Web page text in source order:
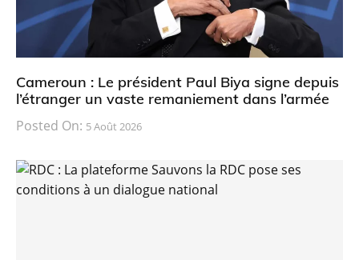
Cameroun : Le président Paul Biya signe depuis
l’étranger un vaste remaniement dans l’armée
Posted On: 5 Août 2026